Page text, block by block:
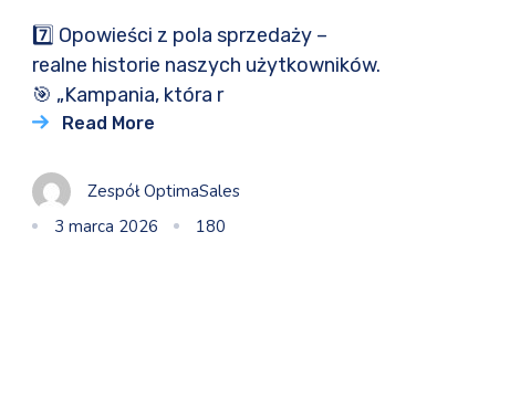
7️⃣ Opowieści z pola sprzedaży –
realne historie naszych użytkowników.
🎯 „Kampania, która r
Read More
Zespół OptimaSales
3 marca 2026
180